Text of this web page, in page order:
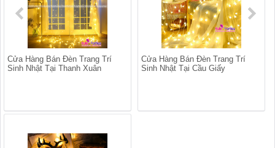
Cửa Hàng Bán Đèn Trang Trí
Sinh Nhật Tại Thanh Xuân
Cửa Hàng Bán Đèn Trang Trí
Sinh Nhật Tại Cầu Giấy